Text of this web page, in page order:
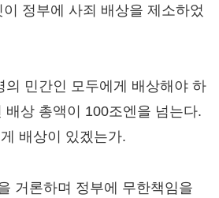
정부에 사죄 배상을 제소하었
민간인 모두에게 배상해야 하
상 총액이 100조엔을 넘는다.
배상이 있겠는가.
거론하며 정부에 무한책임을